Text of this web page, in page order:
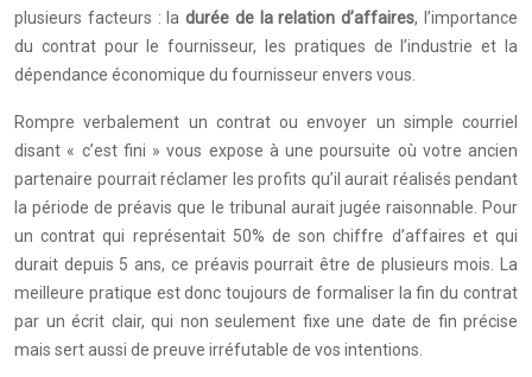
plusieurs facteurs : ladurée de la relation d’affaires, l’importance
du contrat pour le fournisseur, les pratiques de l’industrie et la
dépendance économique du fournisseur envers vous.
Rompre verbalement un contrat ou envoyer un simple courriel
disant « c’est fini » vous expose à une poursuite où votre ancien
partenaire pourrait réclamer les profits qu’il aurait réalisés pendant
la période de préavis que le tribunal aurait jugée raisonnable. Pour
un contrat qui représentait 50% de son chiffre d’affaires et qui
durait depuis 5 ans, ce préavis pourrait être de plusieurs mois. La
meilleure pratique est donc toujours de formaliser la fin du contrat
par un écrit clair, qui non seulement fixe une date de fin précise
mais sert aussi de preuve irréfutable de vos intentions.